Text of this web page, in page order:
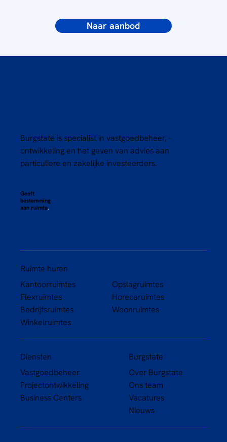
Naar aanbod
Burgstate is specialist in vastgoedbeheer, -
ontwikkeling en het geven van advies aan
particuliere en zakelijke investeerders.
Geeft
bestemming
aan ruimte.
Ruimte huren
Kantoorruimtes
Flexruimtes
Bedrijfsruimtes
Winkelruimtes
Opslagruimtes
Horecaruimtes
Woonruimtes
Diensten
Vastgoedbeheer
Projectontwikkeling
Business Centers
Burgstate
Over Burgstate
Ons team
Vacatures
Nieuws